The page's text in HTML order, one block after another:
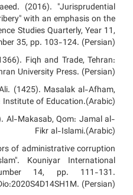
(2016). "Jurisprudential
with an emphasis on the
Studies Quarterly, Year 11,
35, pp. 103-124. (Persian)
Fiqh and Trade, Tehran:
University Press. (Persian)
(1425). Masalak al-Afham,
Institute of Education.(Arabic)
Al-Makasab, Qom: Jamal al-
Fikr al-Islami.(Arabic)
of administrative corruption
Kouniyar International
14, pp. 111-131.
(Persian)